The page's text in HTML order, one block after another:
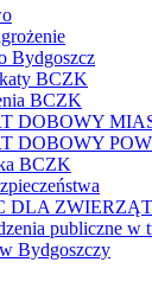
Bydgoszcz
BCZK
BCZK
DOBOWY
DOBOWY
BCZK
DLA ZWIERZĄT
publiczne w
Bydgoszczy